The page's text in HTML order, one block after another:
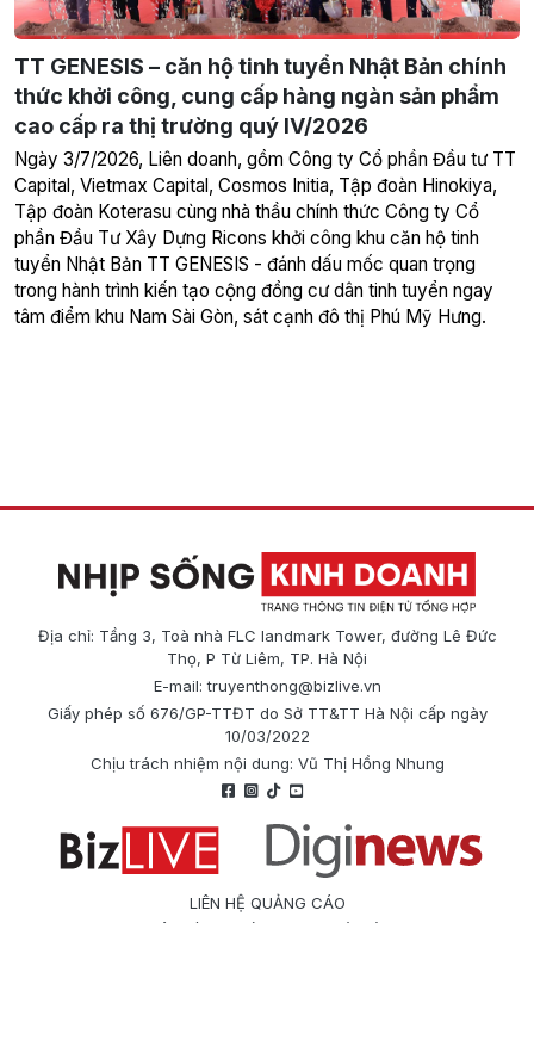
TT GENESIS – căn hộ tinh tuyển Nhật Bản chính
thức khởi công, cung cấp hàng ngàn sản phẩm
cao cấp ra thị trường quý IV/2026
Ngày 3/7/2026, Liên doanh, gồm Công ty Cổ phần Đầu tư TT
Capital, Vietmax Capital, Cosmos Initia, Tập đoàn Hinokiya,
Tập đoàn Koterasu cùng nhà thầu chính thức Công ty Cổ
phần Đầu Tư Xây Dựng Ricons khởi công khu căn hộ tinh
tuyển Nhật Bản TT GENESIS - đánh dấu mốc quan trọng
trong hành trình kiến tạo cộng đồng cư dân tinh tuyển ngay
tâm điểm khu Nam Sài Gòn, sát cạnh đô thị Phú Mỹ Hưng.
Địa chỉ: Tầng 3, Toà nhà FLC landmark Tower, đường Lê Đức
Thọ, P Từ Liêm, TP. Hà Nội
E-mail:truyenthong@bizlive.vn
Giấy phép số 676/GP-TTĐT do Sở TT&TT Hà Nội cấp ngày
10/03/2022
Chịu trách nhiệm nội dung: Vũ Thị Hồng Nhung
LIÊN HỆ QUẢNG CÁO